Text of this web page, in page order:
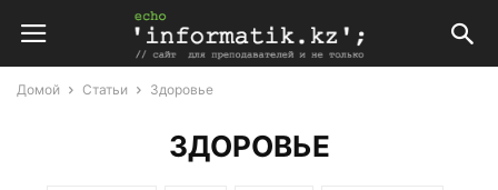
Домой Статьи Здоровье
ЗДОРОВЬЕ